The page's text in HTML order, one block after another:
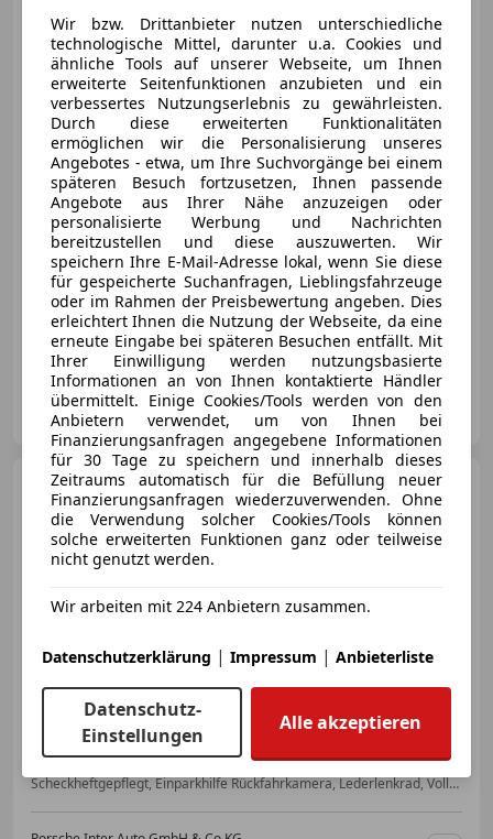
Audi Q5
e-hybrid quattro 220
KW
€ 57 830
03/2026 3 384 km
Elektro/Benzin
185 kW (252 PS)
Porsche Inter Auto GmbH & Co KG
AT-1230 Wien
Audi Q52.0 TDI ultra quattro
Design
€ 24 990
131 913 km Diesel
Scheckheftgepflegt, Einparkhilfe Rückfahrkamera, Lederlenkrad, Volldigitales Kombiinstrument, Spoiler, LED-Scheinwerfer, Allrad, Bluetooth
Wir bzw. Drittanbieter nutzen unterschiedliche
technologische Mittel, darunter u.a. Cookies und
ähnliche Tools auf unserer Webseite, um Ihnen
erweiterte Seitenfunktionen anzubieten und ein
verbessertes Nutzungserlebnis zu gewährleisten.
Durch diese erweiterten Funktionalitäten
ermöglichen wir die Personalisierung unseres
Angebotes - etwa, um Ihre Suchvorgänge bei einem
späteren Besuch fortzusetzen, Ihnen passende
Angebote aus Ihrer Nähe anzuzeigen oder
personalisierte Werbung und Nachrichten
bereitzustellen und diese auszuwerten. Wir
speichern Ihre E-Mail-Adresse lokal, wenn Sie diese
für gespeicherte Suchanfragen, Lieblingsfahrzeuge
oder im Rahmen der Preisbewertung angeben. Dies
erleichtert Ihnen die Nutzung der Webseite, da eine
erneute Eingabe bei späteren Besuchen entfällt. Mit
Ihrer Einwilligung werden nutzungsbasierte
Informationen an von Ihnen kontaktierte Händler
übermittelt. Einige Cookies/Tools werden von den
Anbietern verwendet, um von Ihnen bei
Finanzierungsanfragen angegebene Informationen
für 30 Tage zu speichern und innerhalb dieses
Zeitraums automatisch für die Befüllung neuer
Finanzierungsanfragen wiederzuverwenden. Ohne
die Verwendung solcher Cookies/Tools können
solche erweiterten Funktionen ganz oder teilweise
nicht genutzt werden.
Wir arbeiten mit 224 Anbietern zusammen.
Datenschutzerklärung | Impressum | Anbieterliste
Datenschutz-
Einstellungen
Alle akzeptieren